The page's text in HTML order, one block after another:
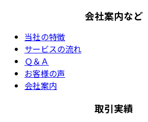
会社案内など
当社の特徴
サービスの流れ
Ｑ＆Ａ
お客様の声
会社案内
取引実績